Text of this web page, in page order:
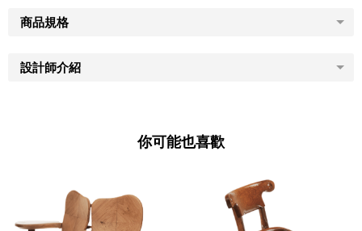
商品規格
設計師介紹
你可能也喜歡